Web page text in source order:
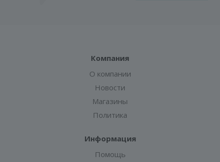
Компания
О компании
Новости
Магазины
Политика
Информация
Помощь